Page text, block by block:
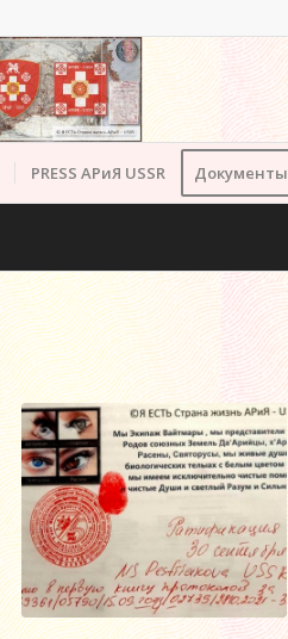
PRESS АРиЯ USSR Документы